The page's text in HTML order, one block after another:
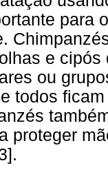
para
e
ou
todos
proteger